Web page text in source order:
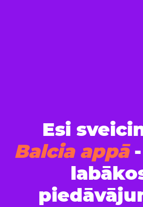
Esi
Balcia appā-